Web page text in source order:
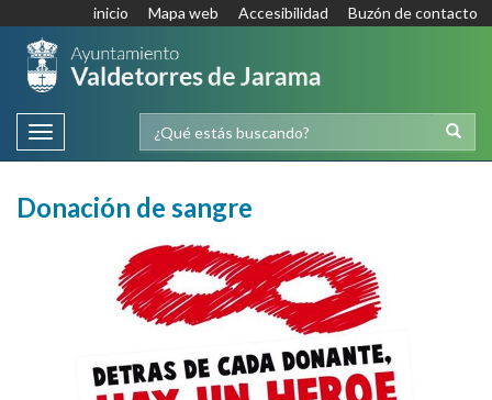
inicio Mapa web Accesibilidad Buzón de contacto
Toggle
navigation
Donación de sangre